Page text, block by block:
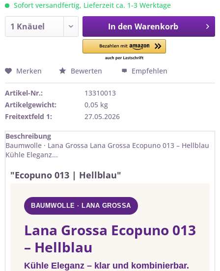
Sofort versandfertig, Lieferzeit ca. 1-3 Werktage
In den Warenkorb
Merken Bewerten Empfehlen
Artikel-Nr.:
13310013
Artikelgewicht:
0,05 kg
Freitextfeld 1:
27.05.2026
Beschreibung
Baumwolle · Lana Grossa Lana Grossa Ecopuno 013 – Hellblau
Kühle Eleganz...
"Ecopuno 013 | Hellblau"
BAUMWOLLE · LANA GROSSA
Lana Grossa Ecopuno 013
– Hellblau
Kühle Eleganz – klar und kombinierbar.